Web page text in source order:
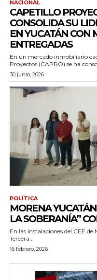
NACIONAL
CAPETILLO
CONSOLIDA SU
EN YUCATÁN CON
ENTREGADAS
En un mercado inmobiliario
Proyectos (CAPRO) se ha
30 junio, 2026
POLÍTICA
MORENA
LA SOBERANÍA”
En las instalaciones del CEE
Tercera...
16 febrero, 2026